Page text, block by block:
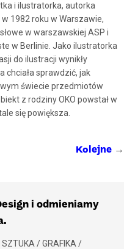
i ilustratorka, autorka
1982 roku w Warszawie,
w warszawskiej ASP i
w Berlinie. Jako ilustratorka
do ilustracji wynikły
chciała sprawdzić, jak
świecie przedmiotów
z rodziny OKO powstał w
się powiększa.
Kolejne →
i odmieniamy
/ GRAFIKA /